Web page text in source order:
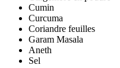
Cumin
Curcuma
Coriandre feuilles
Garam Masala
Aneth
Sel